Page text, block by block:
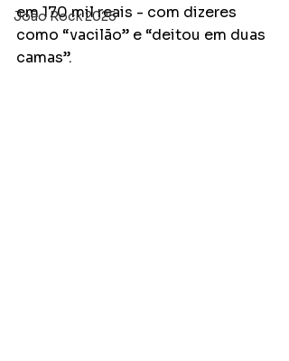
João Rock 2025
em 170 mil reais - com dizeres
como “vacilão” e “deitou em duas
camas”.